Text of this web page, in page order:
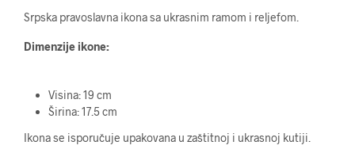
Srpska pravoslavna ikona sa ukrasnim ramom i reljefom.
Dimenzije ikone:
Visina: 19 cm
Širina: 17.5 cm
Ikona se isporučuje upakovana u zaštitnoj i ukrasnoj kutiji.